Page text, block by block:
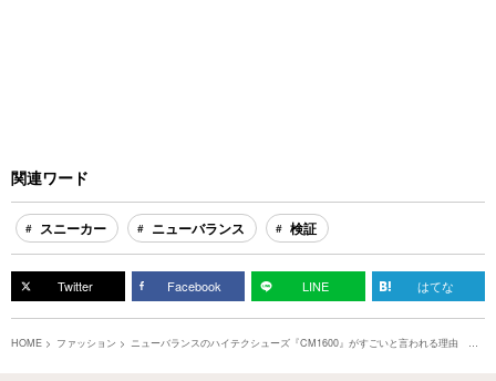
関連ワード
スニーカー ニューバランス 検証
Twitter Facebook LINE はてな
HOME ファッション
ニューバランスのハイテクシューズ『CM1600』がすごいと言われる理由